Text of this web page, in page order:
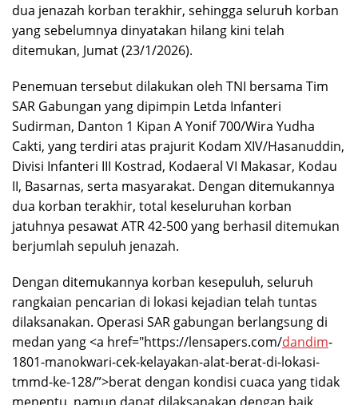
dua jenazah korban terakhir, sehingga seluruh korban
yang sebelumnya dinyatakan hilang kini telah
ditemukan, Jumat (23/1/2026).
Penemuan tersebut dilakukan oleh TNI bersama Tim
SAR Gabungan yang dipimpin Letda Infanteri
Sudirman, Danton 1 Kipan A Yonif 700/Wira Yudha
Cakti, yang terdiri atas prajurit Kodam XIV/Hasanuddin,
Divisi Infanteri III Kostrad, Kodaeral VI Makasar, Kodau
II, Basarnas, serta masyarakat. Dengan ditemukannya
dua korban terakhir, total keseluruhan korban
jatuhnya pesawat ATR 42-500 yang berhasil ditemukan
berjumlah sepuluh jenazah.
Dengan ditemukannya korban kesepuluh, seluruh
rangkaian pencarian di lokasi kejadian telah tuntas
dilaksanakan. Operasi SAR gabungan berlangsung di
medan yang <a href="https://lensapers.com/dandim-
1801-manokwari-cek-kelayakan-alat-berat-di-lokasi-
tmmd-ke-128/”>berat dengan kondisi cuaca yang tidak
menentu, namun dapat dilaksanakan dengan baik